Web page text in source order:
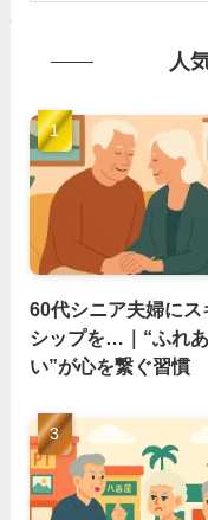
人
60代シニア夫婦にス
シップを…｜“ふれあ
い”が心を繋ぐ習慣